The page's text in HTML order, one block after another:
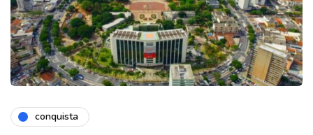
conquista